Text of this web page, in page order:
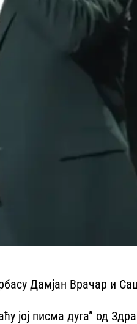
Дамјан Врачар и
јој писма дуга” од